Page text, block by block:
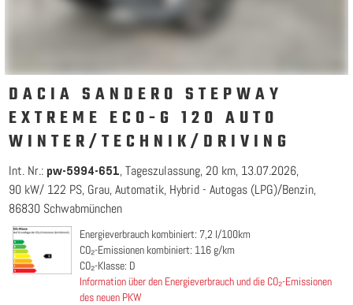
DACIA SANDERO STEPWAY
EXTREME ECO-G 120 AUTO
WINTER/TECHNIK/DRIVING
Int. Nr.: pw-5994-651 Tageszulassung 20 km 13.07.2026
90 kW/ 122 PS Grau Automatik Hybrid - Autogas (LPG)/Benzin
86830 Schwabmünchen
Energieverbrauch kombiniert: 7,2 l/100km
CO₂-Emissionen kombiniert: 116 g/km
CO₂-Klasse: D
Information über den Energieverbrauch und die CO₂-Emissionen
des neuen PKW